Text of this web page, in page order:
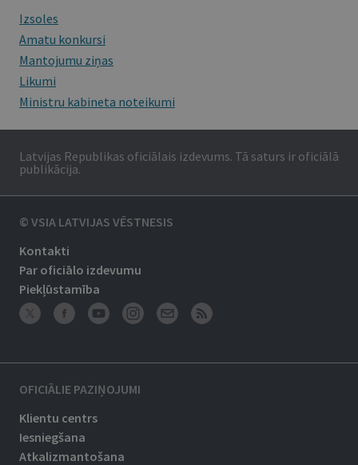
Izsoles
Amatu konkursi
Mantojumu ziņas
Likumi
Ministru kabineta noteikumi
Latvijas Republikas oficiālais izdevums. Tā saturs ir oficiālā
publikācija.
© VSIA LATVIJAS VĒSTNESIS
Kontakti
Par oficiālo izdevumu
Piekļūstamība
OFICIĀLIE PAZIŅOJUMI
Klientu centrs
Iesniegšana
Atkalizmantošana